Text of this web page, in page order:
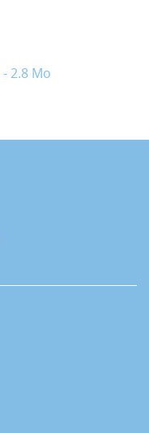
- 2.8 Mo